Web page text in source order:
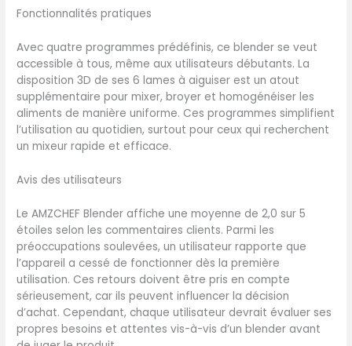
ingrédients les plus
difficiles. Le mixeur
professionnel puissant
peut briser les parois
cellulaires des aliments
mous et libérer plus de
nutriments en quelques
【NETTOYAGE AUTO】- Le
mixeur blender sans BPA
est doté d'un pot avec
fonction autonettoyante
pour le nettoyer après
utilisation de manière
simple et pratique. Placez
simplement le pichet et les
Fonctionnalités pratiques
Avec quatre programmes prédéfinis, ce blender se veut
accessible à tous, même aux utilisateurs débutants. La
disposition 3D de ses 6 lames à aiguiser est un atout
supplémentaire pour mixer, broyer et homogénéiser les
aliments de manière uniforme. Ces programmes simplifient
l’utilisation au quotidien, surtout pour ceux qui recherchent
un mixeur rapide et efficace.
Avis des utilisateurs
Le AMZCHEF Blender affiche une moyenne de 2,0 sur 5
étoiles selon les commentaires clients. Parmi les
préoccupations soulevées, un utilisateur rapporte que
l’appareil a cessé de fonctionner dès la première
utilisation. Ces retours doivent être pris en compte
sérieusement, car ils peuvent influencer la décision
d’achat. Cependant, chaque utilisateur devrait évaluer ses
propres besoins et attentes vis-à-vis d’un blender avant